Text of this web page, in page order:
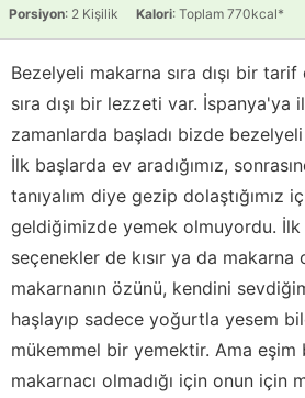
Porsiyon: 2 Kişilik Kalori: Toplam 770kcal*
Bezelyeli makarna sıra dışı bir
sıra dışı bir lezzeti var. İspanya'ya
zamanlarda başladı bizde bezelyeli
İlk başlarda ev aradığımız,
tanıyalım diye gezip dolaştığımız
geldiğimizde yemek olmuyordu. İlk
seçenekler de kısır ya da
makarnanın özünü, kendini
haşlayıp sadece yoğurtla yesem
mükemmel bir yemektir. Ama eşim
makarnacı olmadığı için onun için